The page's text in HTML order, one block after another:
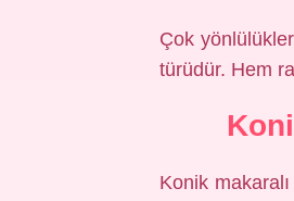
Çok
türüdür. Hem
Konik